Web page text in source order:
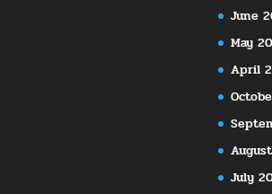
June
May
April
July